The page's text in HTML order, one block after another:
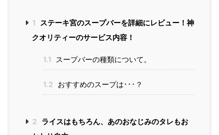
1 ステーキ宮のスープバーを詳細にレビュー！神
クオリティーのサービス内容！
1.1 スープバーの種類について。
1.2 おすすめのスープは･･･？
2 ライスはもちろん、あのおなじみのタレもお